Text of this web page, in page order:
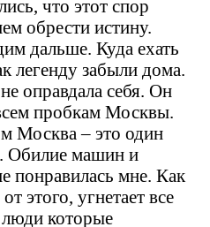
что этот спор
обрести истину.
дальше. Куда ехать
легенду забыли дома.
оправдала себя. Он
пробкам Москвы.
Москва – это один
Обилие машин и
понравилась мне. Как
этого, угнетает все
люди которые